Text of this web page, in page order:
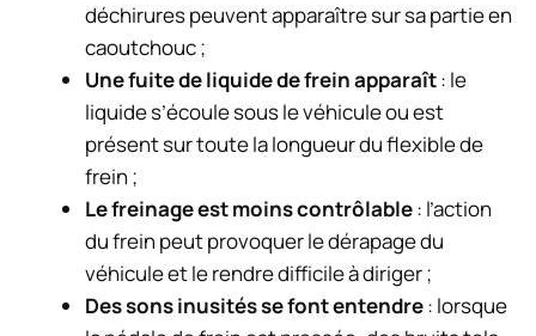
déchirures peuvent apparaître sur sa partie en
caoutchouc ;
Une fuite de liquide de frein apparaît: le
liquide s’écoule sous le véhicule ou est
présent sur toute la longueur du flexible de
frein ;
Le freinage est moins contrôlable: l’action
du frein peut provoquer le dérapage du
véhicule et le rendre difficile à diriger ;
Des sons inusités se font entendre: lorsque